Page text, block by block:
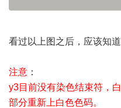
看过以上图之后，应该知道
注意 ：
y3目前没有染色结束符，
部分重新上白色色码。